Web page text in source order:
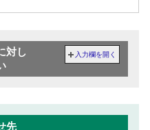
対し
入力欄を開く
先